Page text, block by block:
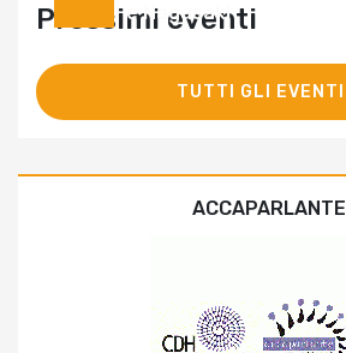
Prossimi eventi
e Nagasaki
TUTTI GLI EVENTI
ACCAPARLANTE